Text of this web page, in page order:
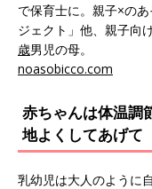
で保育士に。親子×の
ジェクト」他、親子向
歳男児の母。
noasobicco.com
赤ちゃんは体温
地よくしてあげて
乳幼児は大人のように